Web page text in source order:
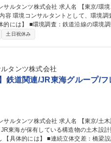
境コンサルタント】鉄道関連/JR東海グループ/
ント）から廃棄物対策などを行います
土日祝休み
タンツ株式会社
鉄道関連/JR東海グループ/
木設計照査】鉄道関連/JR東海グループ/フレッ